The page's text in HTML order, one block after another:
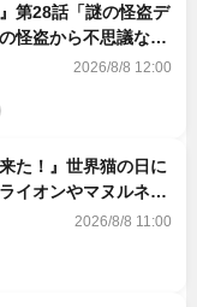
第28話「謎の怪盗デ
怪盗から不思議な予
2026/8/8 12:00
た！』世界猫の日に
イオンやマヌルネコ
2026/8/8 11:00